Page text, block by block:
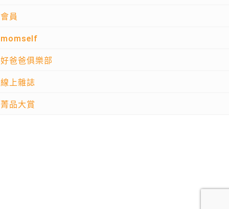
會員
momself
好爸爸俱樂部
線上雜誌
菁品大賞